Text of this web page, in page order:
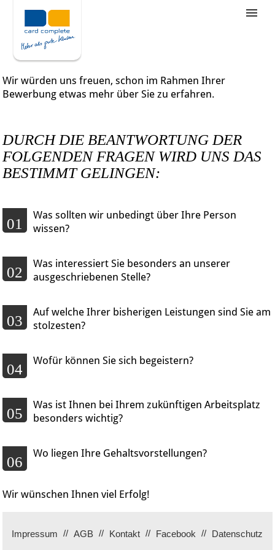
Stellenangebote
Unternehmensziele
Was wir bieten
Wir würden uns freuen, schon im Rahmen Ihrer
Bewerbung etwas mehr über Sie zu erfahren.
DURCH DIE BEANTWORTUNG DER
FOLGENDEN FRAGEN WIRD UNS DAS
BESTIMMT GELINGEN:
01
Was sollten wir unbedingt über Ihre Person
wissen?
02
Was interessiert Sie besonders an unserer
ausgeschriebenen Stelle?
03
Auf welche Ihrer bisherigen Leistungen sind Sie am
stolzesten?
04
Wofür können Sie sich begeistern?
05
Was ist Ihnen bei Ihrem zukünftigen Arbeitsplatz
besonders wichtig?
06
Wo liegen Ihre Gehaltsvorstellungen?
Wir wünschen Ihnen viel Erfolg!
Impressum AGB Kontakt Facebook Datenschutz